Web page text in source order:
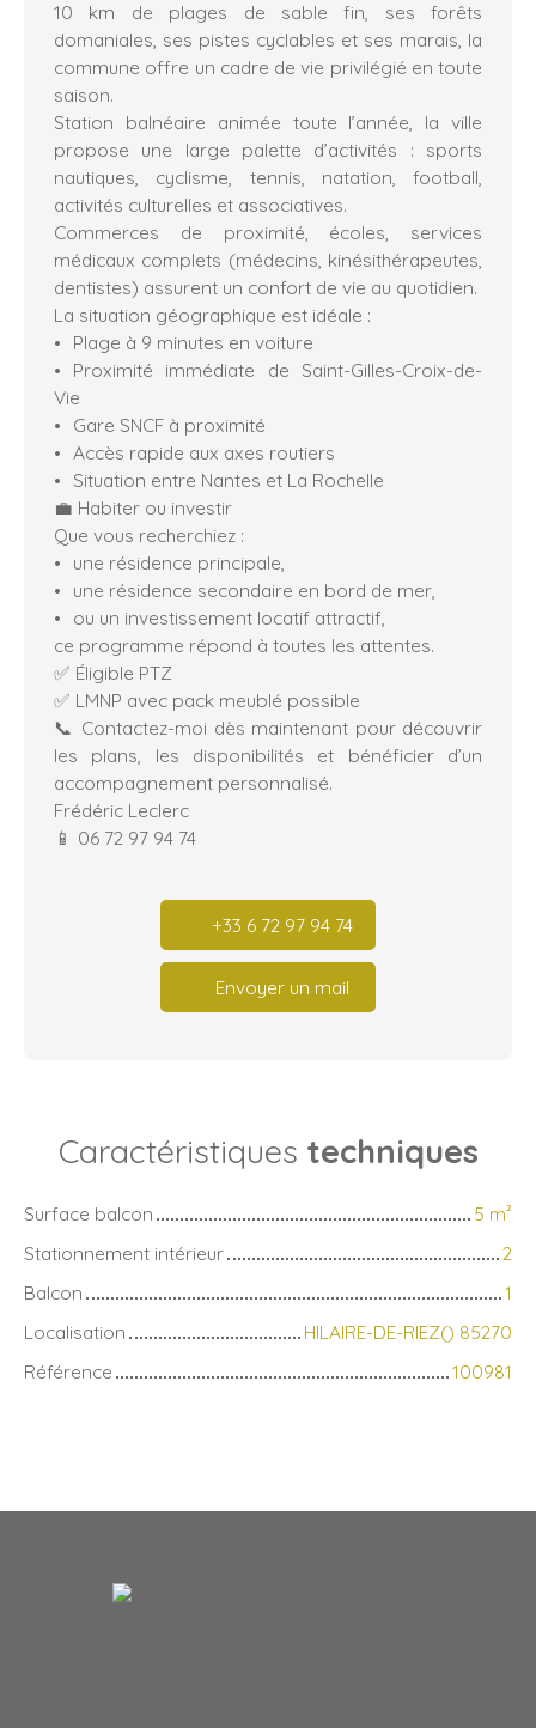
10 km de plages de sable fin, ses forêts
domaniales, ses pistes cyclables et ses marais, la
commune offre un cadre de vie privilégié en toute
saison.
Station balnéaire animée toute l’année, la ville
propose une large palette d’activités : sports
nautiques, cyclisme, tennis, natation, football,
activités culturelles et associatives.
Commerces de proximité, écoles, services
médicaux complets (médecins, kinésithérapeutes,
dentistes) assurent un confort de vie au quotidien.
La situation géographique est idéale :
Plage à 9 minutes en voiture
Proximité immédiate de Saint-Gilles-Croix-de-
Vie
Gare SNCF à proximité
Accès rapide aux axes routiers
Situation entre Nantes et La Rochelle
💼 Habiter ou investir
Que vous recherchiez :
une résidence principale,
une résidence secondaire en bord de mer,
ou un investissement locatif attractif,
ce programme répond à toutes les attentes.
✅ Éligible PTZ
✅ LMNP avec pack meublé possible
📞 Contactez-moi dès maintenant pour découvrir
les plans, les disponibilités et bénéficier d’un
accompagnement personnalisé.
Frédéric Leclerc
📱 06 72 97 94 74
+33 6 72 97 94 74
Envoyer un mail
Caractéristiques techniques
Surface balcon 5 m²
Stationnement intérieur
2
Balcon
1
Localisation
HILAIRE-DE-RIEZ() 85270
Référence
100981